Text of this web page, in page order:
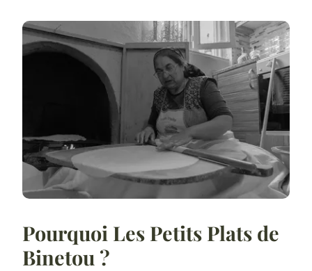
Pourquoi Les Petits Plats de
Binetou ?